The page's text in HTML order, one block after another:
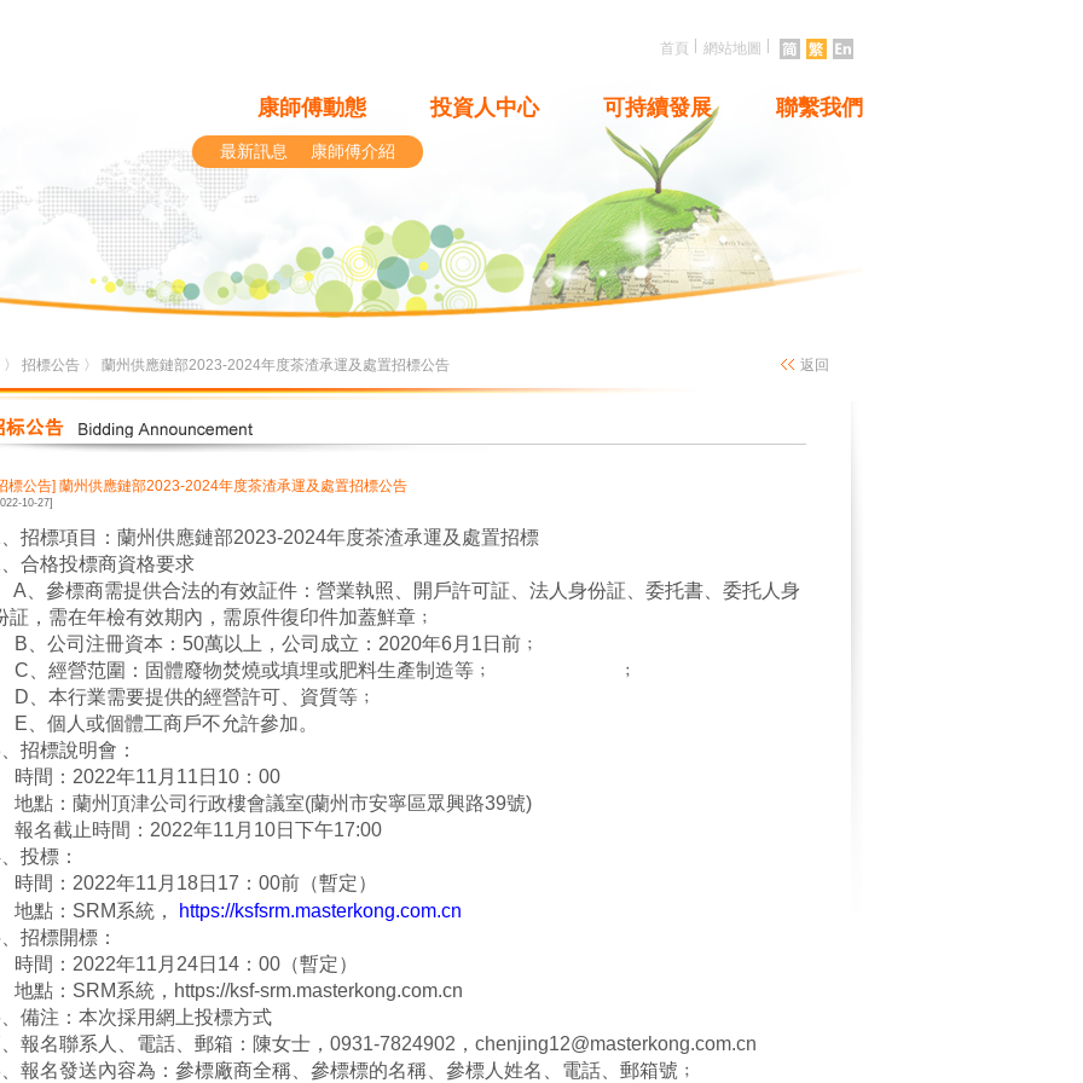
首頁 網站地圖
康師傅動態 投資人中心 可持續發展 聯繫我們
最新訊息 康師傅介紹
〉 招標公告 〉 蘭州供應鏈部2023-2024年度茶渣承運及處置招標公告 返回
標公告] 蘭州供應鏈部2023-2024年度茶渣承運及處置招標公告
10-27]
、招標項目： 蘭州供應鏈部2023-2024年度茶渣承運及處置招標
、合格投標商資格要求
、參標商需提供合法的有效証件：營業執照、開戶許可証、法人身份証、委托書、委托人身
証，需在年檢有效期內，需原件復印件加蓋鮮章﹔
、公司注冊資本：50萬以上，公司成立： 2020年6月1日前﹔
、經營范圍： 固體廢物焚燒或填埋或肥料生產制造等﹔ ﹔
、本行業需要提供的經營許可、資質等﹔
、個人或個體工商戶不允許參加。
、招標說明會：
時間： 2022年11 月11日 10 ： 00
地點： 蘭州頂津公司行政樓會議室(蘭州市安寧區眾興路39號)
名截止時間：2022年11月10日下午17:00
、投標：
時間： 2022年11月18日 17 ： 00前（暫定）
地點： SRM系統，
https://ksfsrm.masterkong.com.cn
、招標開標：
時間： 2022年11月24日 14 ： 00 （暫定）
地點： SRM系統， https://ksf-srm.masterkong.com.cn
、備注：本次採用網上投標方式
、報名聯系人、電話、郵箱：陳女士， 0931-7824902 ， chenjing12@masterkong.com.cn
、報名發送內容為：參標廠商全稱、參標標的名稱、參標人姓名、電話、郵箱號﹔